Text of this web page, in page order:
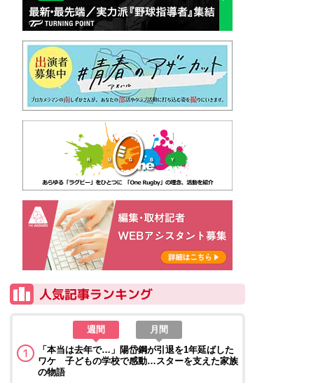
週間
月間
「本当は去年で…」陽岱鋼が引退を1年延ばした
ワケ 子どもの学校で感動…スターを支えた家族
の物語